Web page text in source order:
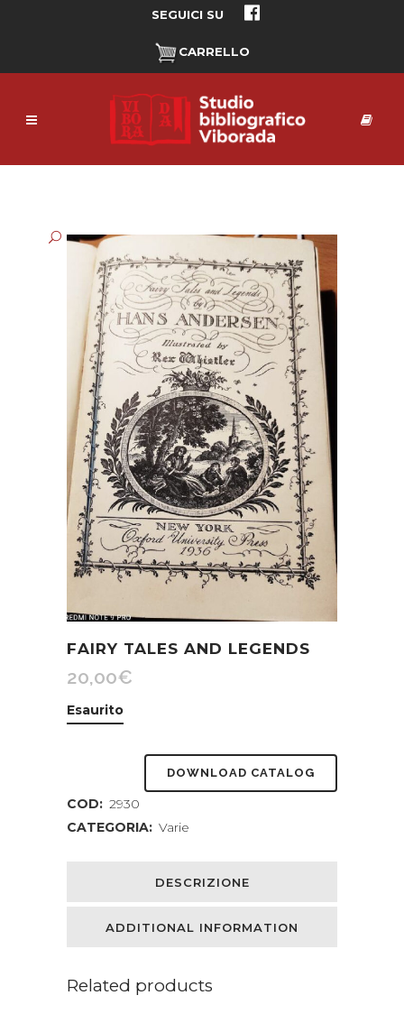
SEGUICI SU
CARRELLO
FAIRY TALES AND LEGENDS
20,00€
Esaurito
DOWNLOAD CATALOG
COD: 2930
CATEGORIA: Varie
DESCRIZIONE
ADDITIONAL INFORMATION
Related products